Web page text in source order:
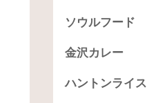
ソウルフード
金沢カレー
ハントンライス